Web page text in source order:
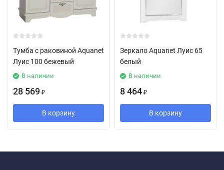
Тумба с раковиной Aquanet
Луис 100 бежевый
В наличии
28 569 ₽
В корзину
Зеркало Aquanet Луис 65
белый
В наличии
8 464 ₽
В корзину